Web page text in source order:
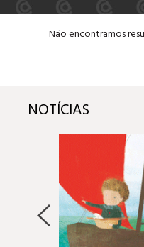
Não encontramos
NOTÍCIAS